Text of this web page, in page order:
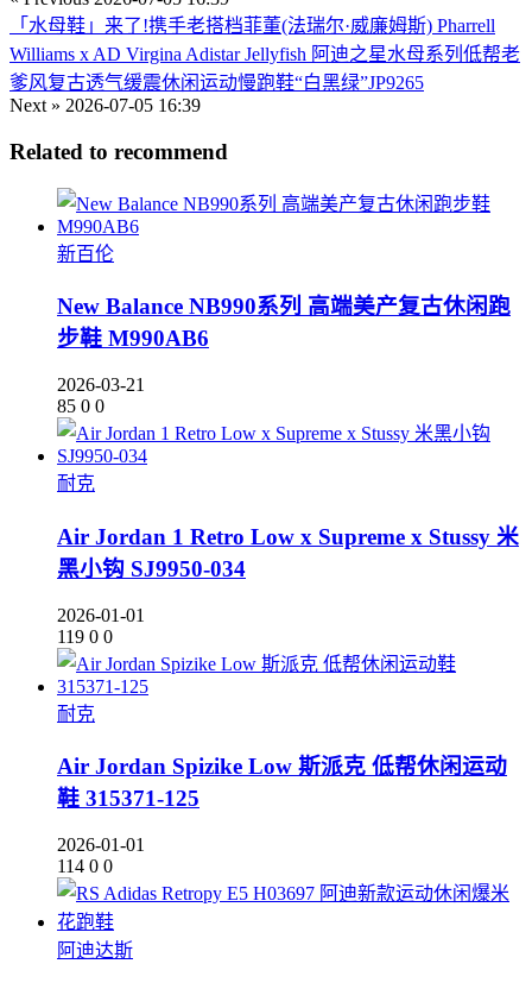
「水母鞋」来了!携手老搭档菲董(法瑞尔·威廉姆斯) Pharrell
Williams x AD Virgina Adistar Jellyfish 阿迪之星水母系列低帮老
爹风复古透气缓震休闲运动慢跑鞋“白黑绿”JP9265
Next » 2026-07-05 16:39
Related to recommend
新百伦
New Balance NB990系列 高端美产复古休闲跑
步鞋 M990AB6
2026-03-21
85 0 0
耐克
Air Jordan 1 Retro Low x Supreme x Stussy 米
黑小钩 SJ9950-034
2026-01-01
119 0 0
耐克
Air Jordan Spizike Low 斯派克 低帮休闲运动
鞋 315371-125
2026-01-01
114 0 0
阿迪达斯